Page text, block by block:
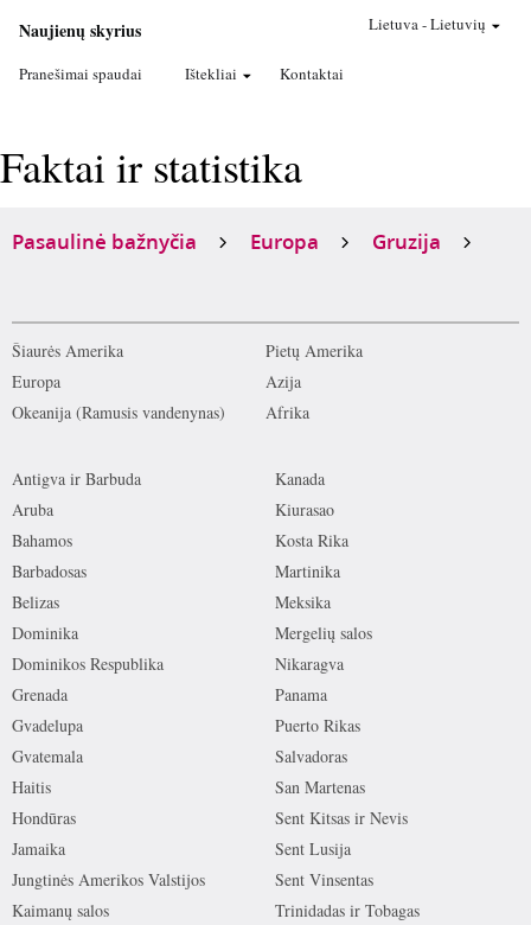
Naujienų skyrius
Pranešimai spaudai Ištekliai Kontaktai
Lietuva-Lietuvių
Faktai ir statistika
Pasaulinė bažnyčia Europa Gruzija
Šiaurės Amerika
Pietų Amerika
Europa
Azija
Okeanija (Ramusis vandenynas)
Afrika
Antigva ir Barbuda
Aruba
Bahamos
Barbadosas
Belizas
Dominika
Dominikos Respublika
Grenada
Gvadelupa
Gvatemala
Haitis
Hondūras
Jamaika
Jungtinės Amerikos Valstijos
Kaimanų salos
Kanada
Kiurasao
Kosta Rika
Martinika
Meksika
Mergelių salos
Nikaragva
Panama
Puerto Rikas
Salvadoras
San Martenas
Sent Kitsas ir Nevis
Sent Lusija
Sent Vinsentas
Trinidadas ir Tobagas